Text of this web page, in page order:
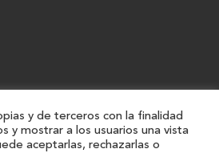
y de terceros con la finalidad
y mostrar a los usuarios una vista
aceptarlas, rechazarlas o